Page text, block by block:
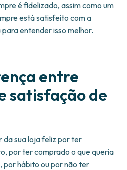
é fidelizado, assim como um
está satisfeito com a
entender isso melhor.
entre
satisfação de
da sua loja feliz por ter
por ter comprado o que queria
por hábito ou por não ter